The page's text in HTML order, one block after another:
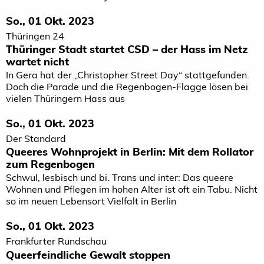
So., 01 Okt. 2023
Thüringen 24
Thüringer Stadt startet CSD – der Hass im Netz
wartet nicht
In Gera hat der „Christopher Street Day“ stattgefunden.
Doch die Parade und die Regenbogen-Flagge lösen bei
vielen Thüringern Hass aus
So., 01 Okt. 2023
Der Standard
Queeres Wohnprojekt in Berlin: Mit dem Rollator
zum Regenbogen
Schwul, lesbisch und bi. Trans und inter: Das queere
Wohnen und Pflegen im hohen Alter ist oft ein Tabu. Nicht
so im neuen Lebensort Vielfalt in Berlin
So., 01 Okt. 2023
Frankfurter Rundschau
Queerfeindliche Gewalt stoppen